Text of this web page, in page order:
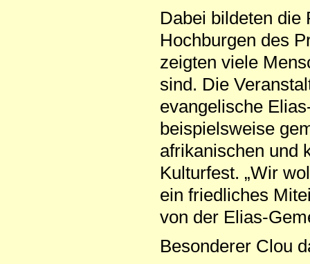
Dabei bildeten die
Hochburgen des
zeigten viele
sind. Die
evangelische
beispielsweise
afrikanischen und
Kulturfest. „Wir
ein friedliches
von der Elias-
Besonderer Clou